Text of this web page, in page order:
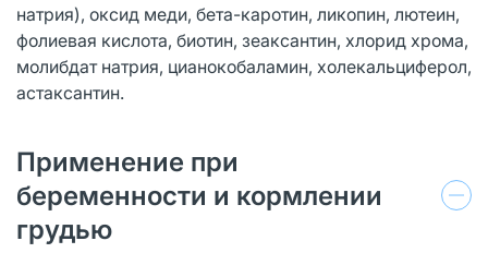
натрия), оксид меди, бета-каротин, ликопин, лютеин,
фолиевая кислота, биотин, зеаксантин, хлорид хрома,
молибдат натрия, цианокобаламин, холекальциферол,
астаксантин.
Применение при
беременности и кормлении
грудью